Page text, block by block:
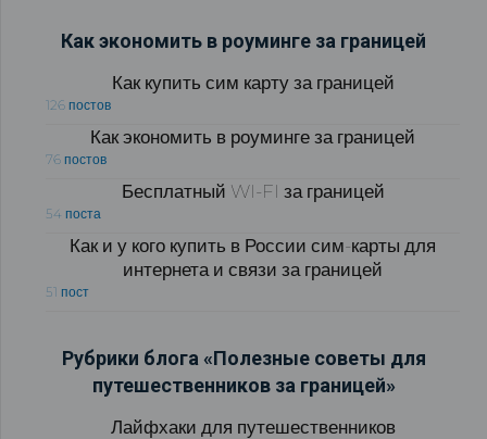
Как экономить в роуминге за границей
Как купить сим карту за границей
126 постов
Как экономить в роуминге за границей
76 постов
Бесплатный WI-FI за границей
54 поста
Как и у кого купить в России сим-карты для
интернета и связи за границей
51 пост
Рубрики блога «Полезные советы для
путешественников за границей»
Лайфхаки для путешественников